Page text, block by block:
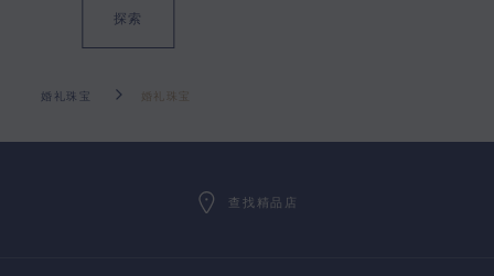
探索
婚礼珠宝 婚礼珠宝
查找精品店